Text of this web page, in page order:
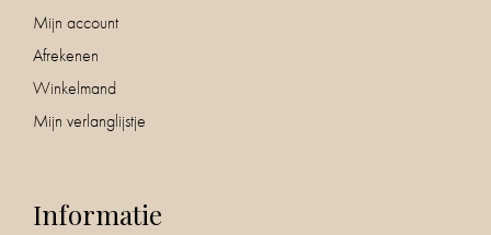
Mijn account
Afrekenen
Winkelmand
Mijn verlanglijstje
Informatie